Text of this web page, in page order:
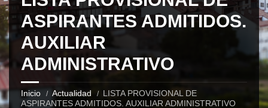
ASPIRANTES ADMITIDOS.
AUXILIAR
ADMINISTRATIVO
Inicio Actualidad
LISTA PROVISIONAL DE
ASPIRANTES ADMITIDOS. AUXILIAR ADMINISTRATIVO